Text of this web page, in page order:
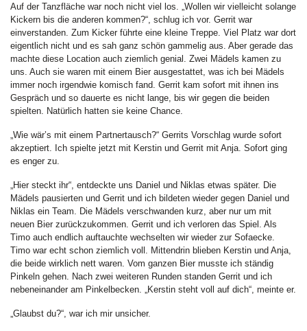
Auf der Tanzfläche war noch nicht viel los. „Wollen wir vielleicht solange
Kickern bis die anderen kommen?“, schlug ich vor. Gerrit war
einverstanden. Zum Kicker führte eine kleine Treppe. Viel Platz war dort
eigentlich nicht und es sah ganz schön gammelig aus. Aber gerade das
machte diese Location auch ziemlich genial. Zwei Mädels kamen zu
uns. Auch sie waren mit einem Bier ausgestattet, was ich bei Mädels
immer noch irgendwie komisch fand. Gerrit kam sofort mit ihnen ins
Gespräch und so dauerte es nicht lange, bis wir gegen die beiden
spielten. Natürlich hatten sie keine Chance.
„Wie wär’s mit einem Partnertausch?“ Gerrits Vorschlag wurde sofort
akzeptiert. Ich spielte jetzt mit Kerstin und Gerrit mit Anja. Sofort ging
es enger zu.
„Hier steckt ihr“, entdeckte uns Daniel und Niklas etwas später. Die
Mädels pausierten und Gerrit und ich bildeten wieder gegen Daniel und
Niklas ein Team. Die Mädels verschwanden kurz, aber nur um mit
neuen Bier zurückzukommen. Gerrit und ich verloren das Spiel. Als
Timo auch endlich auftauchte wechselten wir wieder zur Sofaecke.
Timo war echt schon ziemlich voll. Mittendrin blieben Kerstin und Anja,
die beide wirklich nett waren. Vom ganzen Bier musste ich ständig
Pinkeln gehen. Nach zwei weiteren Runden standen Gerrit und ich
nebeneinander am Pinkelbecken. „Kerstin steht voll auf dich“, meinte er.
„Glaubst du?“, war ich mir unsicher.